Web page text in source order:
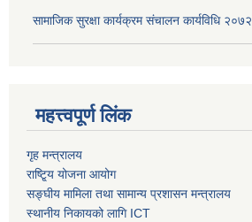
सामाजिक सुरक्षा कार्यक्रम संचालन कार्यविधि २०७२
महत्त्वपूर्ण लिंक
गृह मन्त्रालय
राष्टि्ृय योजना आयोग
सङ्घीय मामिला तथा सामान्य प्रशासन मन्त्रालय
स्थानीय निकायको लागि ICT